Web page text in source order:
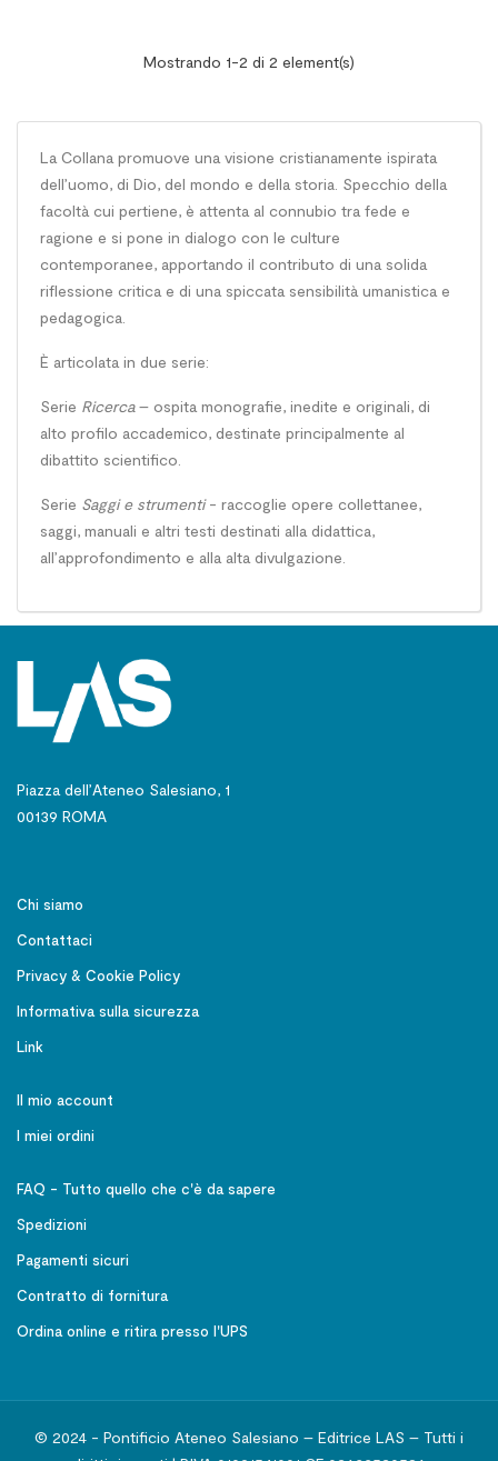
Mostrando 1-2 di 2 element(s)
La Collana promuove una visione cristianamente ispirata
dell’uomo, di Dio, del mondo e della storia. Specchio della
facoltà cui pertiene, è attenta al connubio tra fede e
ragione e si pone in dialogo con le culture
contemporanee, apportando il contributo di una solida
riflessione critica e di una spiccata sensibilità umanistica e
pedagogica.
È articolata in due serie:
Serie Ricerca– ospita monografie, inedite e originali, di
alto profilo accademico, destinate principalmente al
dibattito scientifico.
Serie Saggi e strumenti- raccoglie opere collettanee,
saggi, manuali e altri testi destinati alla didattica,
all’approfondimento e alla alta divulgazione.
Piazza dell’Ateneo Salesiano, 1
00139 ROMA
Chi siamo
Contattaci
Privacy & Cookie Policy
Informativa sulla sicurezza
Link
Il mio account
I miei ordini
FAQ - Tutto quello che c'è da sapere
Spedizioni
Pagamenti sicuri
Contratto di fornitura
Ordina online e ritira presso l'UPS
© 2024 - Pontificio Ateneo Salesiano – Editrice LAS – Tutti i